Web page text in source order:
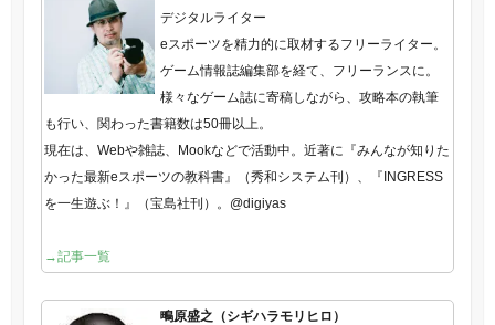
デジタルライター
eスポーツを精力的に取材するフリーライター。
ゲーム情報誌編集部を経て、フリーランスに。
様々なゲーム誌に寄稿しながら、攻略本の執筆
も行い、関わった書籍数は50冊以上。
現在は、Webや雑誌、Mookなどで活動中。近著に『みんなが知りた
かった最新eスポーツの教科書』（秀和システム刊）、『INGRESS
を一生遊ぶ！』（宝島社刊）。@digiyas
→記事一覧
鴫原盛之（シギハラモリヒロ）